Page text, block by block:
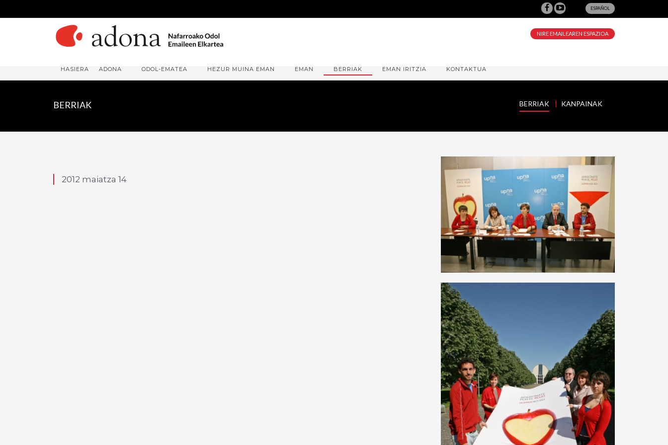
ESPAÑOL
NIRE EMAILEAREN ESPAZIOA
HASIERA ADONA ODOL-EMATEA HEZUR MUINA EMAN EMAN BERRIAK EMAN IRITZIA KONTAKTUA
BERRIAK BERRIAK KANPAINAK
2012 maiatza 14